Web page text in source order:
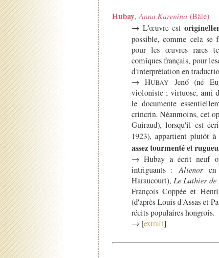
Hubay,Anna Karenina (Bâle)
→ L'œuvre est
possible, comme cela se
pour les œuvres rares
comiques français, pour
d'interprétation en
→ HUBAY
Jenő (né
violoniste ; virtuose, ami
le documente
crincrin. Néanmoins, cet
Guiraud), lorsqu'il est
1923), appartient plutôt
assez tourmenté et
→ Hubay a écrit neuf
intriguants :
Alienor
Haraucourt), Le Luthier de
François Coppée et
(d'après Louis d'Assas et
récits populaires hongrois.
→ [extrait]